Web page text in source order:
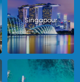
Singapour